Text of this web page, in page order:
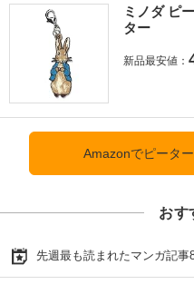
ミノダ ピ
ター
新品最安値：
Amazonでピータ
おす
先週最も読まれたマンガ記事